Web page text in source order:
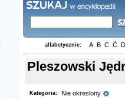
alfabetycznie: A B C Ć D
Pleszowski
Kategoria: Nie okreslony